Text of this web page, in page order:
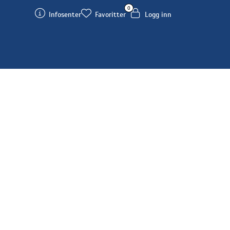
Infosenter
0
Favoritter Logg inn